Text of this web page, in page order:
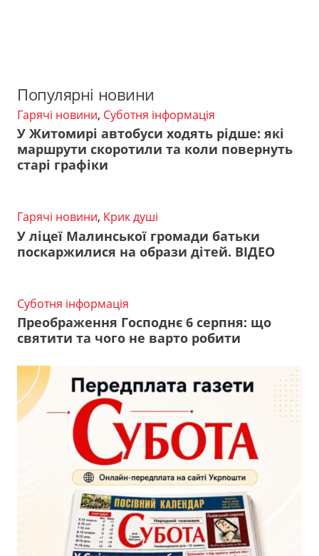
Популярні новини
Гарячі новини, Суботня інформація
У Житомирі автобуси ходять рідше: які
маршрути скоротили та коли повернуть
старі графіки
Гарячі новини, Крик душі
У ліцеї Малинської громади батьки
поскаржилися на образи дітей. ВІДЕО
Суботня інформація
Преображення Господнє 6 серпня: що
святити та чого не варто робити